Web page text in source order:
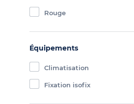
Rouge
Équipements
Climatisation
Fixation isofix